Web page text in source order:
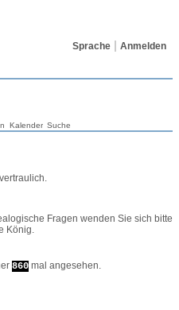
Sprache Anmelden
Kalender Suche
Fragen wenden Sie sich bitte
König.
860 mal angesehen.